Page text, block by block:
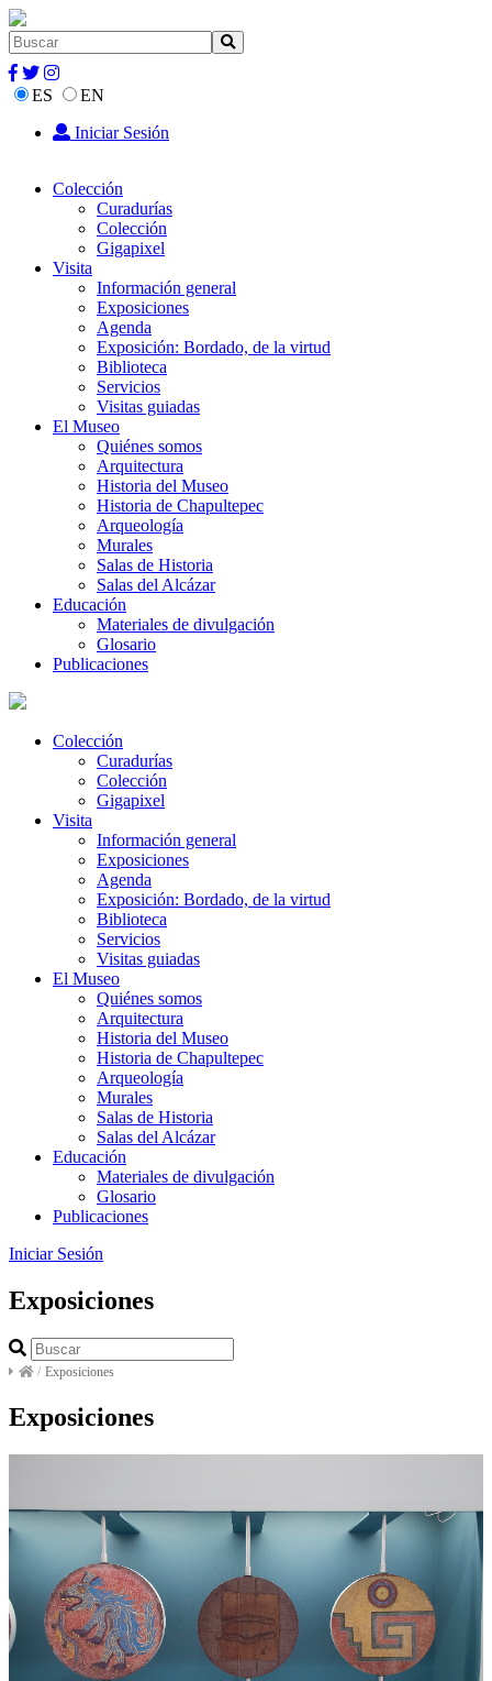
ES
EN
Iniciar Sesión
Colección
Curadurías
Colección
Gigapixel
Visita
Información general
Exposiciones
Agenda
Exposición: Bordado, de la virtud
Biblioteca
Servicios
Visitas guiadas
El Museo
Quiénes somos
Arquitectura
Historia del Museo
Historia de Chapultepec
Arqueología
Murales
Salas de Historia
Salas del Alcázar
Educación
Materiales de divulgación
Glosario
Publicaciones
Colección
Curadurías
Colección
Gigapixel
Visita
Información general
Exposiciones
Agenda
Exposición: Bordado, de la virtud
Biblioteca
Servicios
Visitas guiadas
El Museo
Quiénes somos
Arquitectura
Historia del Museo
Historia de Chapultepec
Arqueología
Murales
Salas de Historia
Salas del Alcázar
Educación
Materiales de divulgación
Glosario
Publicaciones
Iniciar Sesión
Exposiciones
/ Exposiciones
Exposiciones